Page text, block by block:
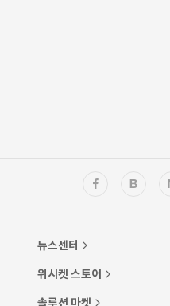
뉴스센터
위시켓 스토어
솔루션 마켓